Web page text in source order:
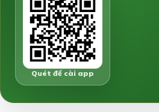
Quét để cài app